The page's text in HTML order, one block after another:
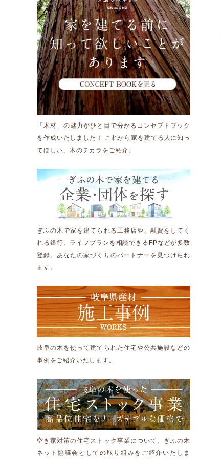
運営団体情報
活動報告
新着情報
Other
お問い合わせ
「木材」の魅力がひと目で分かるコンセプトブック
を作成いたしました！ これから家を建てる人に知っ
てほしい、木のチカラをご紹介。
ぎふの木で家を建てられる工務店や、融資をしてく
れる銀行、ライフプランを相談できるFPなどが多数
登録。あなたの家づくりのパートナーを見つけられ
ます。
岐阜の木を使って建てられた住宅や公共施設などの
事例をご紹介いたします。
空き家対策の住宅ストック事業について、ぎふの木
ネット協議会としての取り組みをご紹介いたしま